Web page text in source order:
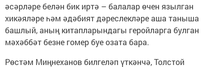
әсәрләре белән бик иртә – балалар өчен язылган
хикәяләре һәм әдәбият дәреслекләре аша таныша
башлый, аның китапларындагы геройларга булган
мәхәббәт безне гомер буе озата бара.
Рөстәм Миңнеханов билгеләп үткәнчә, Толстой